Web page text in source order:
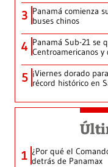
3 Panamá comienza
buses chinos
4 Panamá Sub-21 se
Centroamericanos y
5 ¡Viernes dorado
récord histórico en
1 ¿Por qué el
detrás de Panamax